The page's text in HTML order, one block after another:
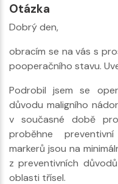
Otázka
Dobrý den,
obracím se na vás s
pooperačního stavu.
Podrobil jsem se
důvodu maligního
v současné době
proběhne
markerů jsou na
z preventivních
oblasti třísel.